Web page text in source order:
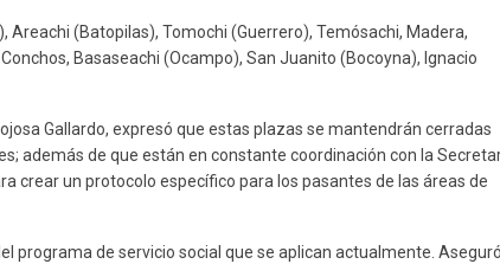
(Batopilas), Tomochi (Guerrero), Temósachi, Madera,
Basaseachi (Ocampo), San Juanito (Bocoyna), Ignacio
Gallardo, expresó que estas plazas se mantendrán cerradas
además de que están en constante coordinación con la
crear un protocolo específico para los pasantes de las áreas de
programa de servicio social que se aplican actualmente.